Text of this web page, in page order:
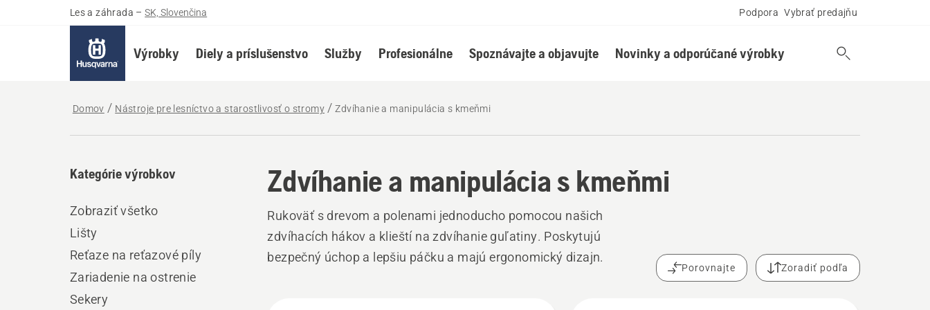
Les a záhrada – SK, Slovenčina Podpora Vybrať predajňu
Výrobky Diely a príslušenstvo Služby Profesionálne Spoznávajte a objavujte Novinky a odporúčané výrobky
Domov Nástroje pre lesníctvo a starostlivosť o stromy Zdvíhanie a manipulácia s kmeňmi
Zdvíhanie a manipulácia s kmeňmi
Kategórie výrobkov
Zobraziť všetko
Lišty
Reťaze na reťazové píly
Zariadenie na ostrenie
Sekery
Rukoväť s drevom a polenami jednoducho pomocou našich
zdvíhacích hákov a klieští na zdvíhanie guľatiny. Poskytujú
bezpečný úchop a lepšiu páčku a majú ergonomický dizajn.
Porovnajte Zoradiť podľa